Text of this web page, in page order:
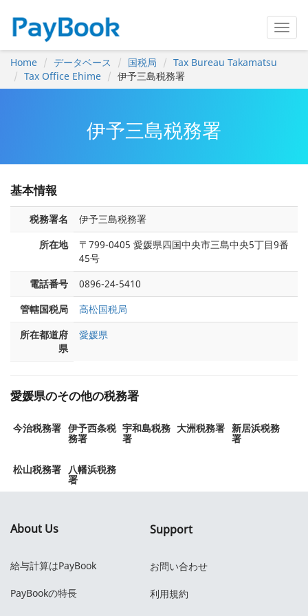
Home データベース 国税局
Tax Bureau Takamatsu
Tax Office Ehime
伊予三島税務署
伊予三島税務署
基本情報
税務署名
伊予三島税務署
所在地
〒799-0405 愛媛県四国中央市三島中央5丁目9番
45号
電話番号
0896-24-5410
管轄国税局
高松国税局
所在都道府
県
愛媛県
愛媛県のその他の税務署
今治税務署 伊予西条税
務署
宇和島税務
署
大洲税務署 新居浜税務
署
松山税務署 八幡浜税務
署
About Us
給与計算はPayBook
PayBookの特長
Support
お問い合わせ
利用規約